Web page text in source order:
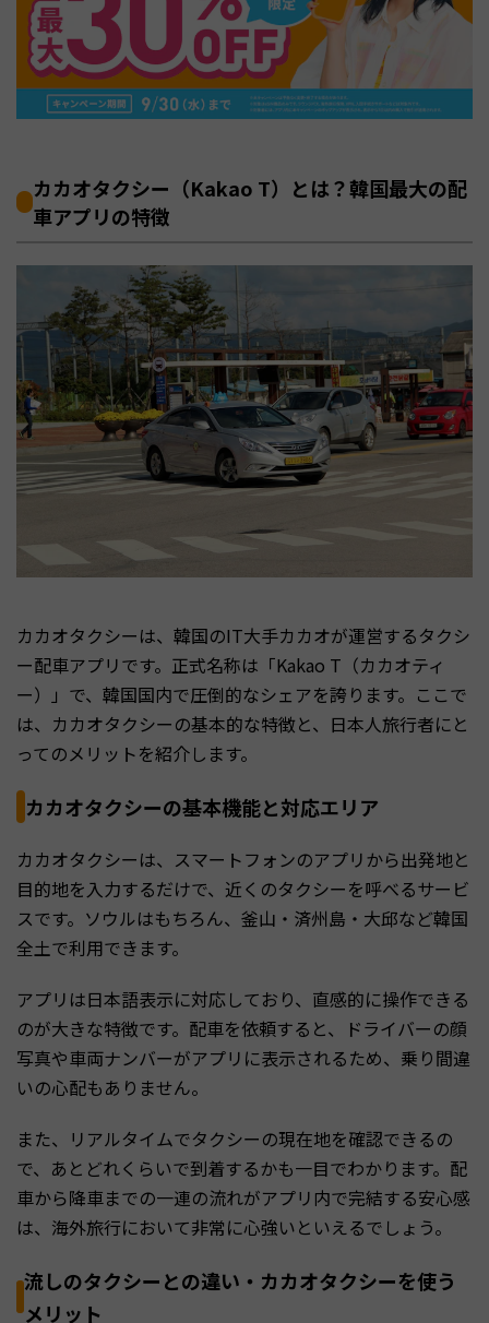
カカオタクシー（Kakao T）とは？韓国最大の配
車アプリの特徴
カカオタクシーは、韓国のIT大手カカオが運営するタクシ
ー配車アプリです。正式名称は「Kakao T（カカオティ
ー）」で、韓国国内で圧倒的なシェアを誇ります。ここで
は、カカオタクシーの基本的な特徴と、日本人旅行者にと
ってのメリットを紹介します。
カカオタクシーの基本機能と対応エリア
カカオタクシーは、スマートフォンのアプリから出発地と
目的地を入力するだけで、近くのタクシーを呼べるサービ
スです。ソウルはもちろん、釜山・済州島・大邱など韓国
全土で利用できます。
アプリは日本語表示に対応しており、直感的に操作できる
のが大きな特徴です。配車を依頼すると、ドライバーの顔
写真や車両ナンバーがアプリに表示されるため、乗り間違
いの心配もありません。
また、リアルタイムでタクシーの現在地を確認できるの
で、あとどれくらいで到着するかも一目でわかります。配
車から降車までの一連の流れがアプリ内で完結する安心感
は、海外旅行において非常に心強いといえるでしょう。
流しのタクシーとの違い・カカオタクシーを使う
メリット